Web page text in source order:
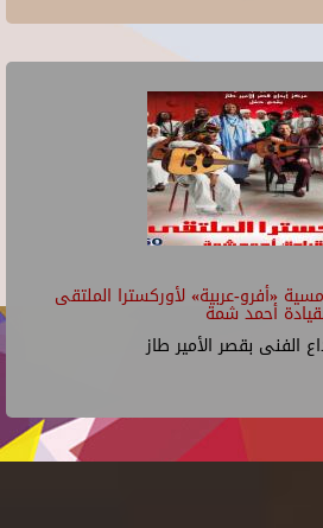
«أفرو-عربية» لأوركسترا الملتقى
أحمد شمة
الفنى بقصر الأمير طاز